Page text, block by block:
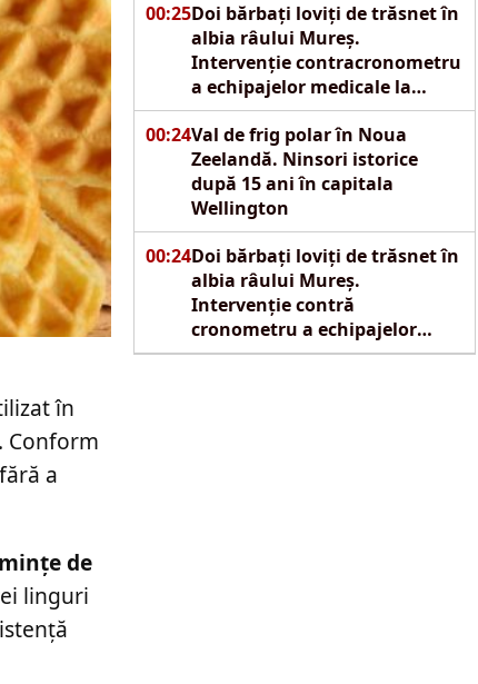
00:25Doi bărbați loviți de trăsnet în
albia râului Mureș.
Intervenție contracronometru
a echipajelor medicale la
Reghin
00:24Val de frig polar în Noua
Zeelandă. Ninsori istorice
după 15 ani în capitala
Wellington
00:24Doi bărbați loviți de trăsnet în
albia râului Mureș.
Intervenție contră
cronometru a echipajelor
SMURD la Reghin
în
Conform
a
de
linguri